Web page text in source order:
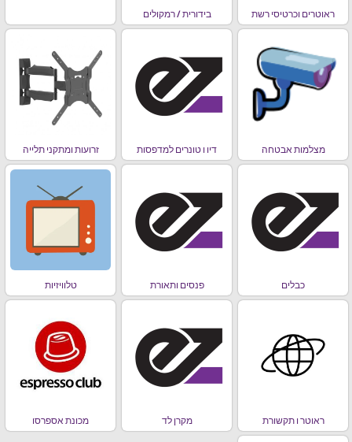
ראוטרים וכרטיסי רשת בידורית / רמקולים
מצלמות אבטחה דיו ו טונרים למדפסות זרועות ומתקני תלייה
כבלים פנסים ותאורת טלוויזיות
ראוטר ו תקשורת מקרן לד מכונת אספרסו